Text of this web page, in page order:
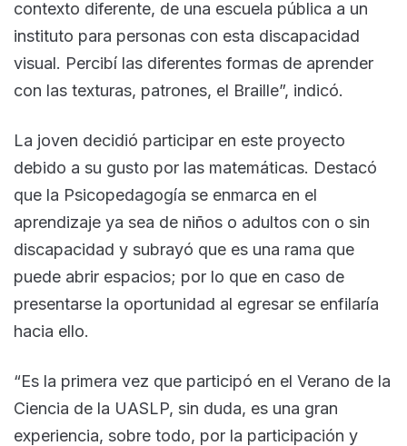
contexto diferente, de una escuela pública a un
instituto para personas con esta discapacidad
visual. Percibí las diferentes formas de aprender
con las texturas, patrones, el Braille”, indicó.
La joven decidió participar en este proyecto
debido a su gusto por las matemáticas. Destacó
que la Psicopedagogía se enmarca en el
aprendizaje ya sea de niños o adultos con o sin
discapacidad y subrayó que es una rama que
puede abrir espacios; por lo que en caso de
presentarse la oportunidad al egresar se enfilaría
hacia ello.
“Es la primera vez que participó en el Verano de la
Ciencia de la UASLP, sin duda, es una gran
experiencia, sobre todo, por la participación y